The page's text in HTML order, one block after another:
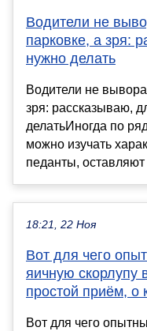
Водители не
парковке, а зря:
нужно делать
Водители не
зря: рассказываю,
делатьИногда по
можно изучать
педанты, оставляют
18:21, 22 Ноя
Вот для чего
яичную
простой приём, о
Вот для чего